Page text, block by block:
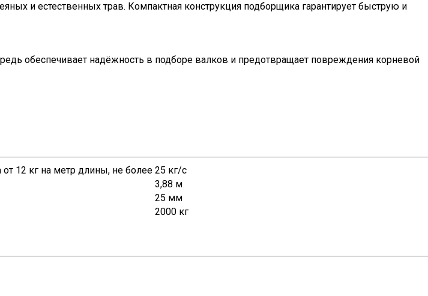
и естественных трав. Компактная конструкция подборщика гарантирует быструю и
обеспечивает надёжность в подборе валков и предотвращает повреждения корневой
12 кг на метр длины, не более 25 кг/с
3,88 м
25 мм
2000 кг